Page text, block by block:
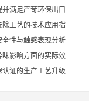
满足严苛环保出口
工艺的技术应用指
性与触感表现分析
影响方面的实际效
证的生产工艺升级